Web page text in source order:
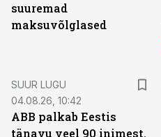
suuremad
maksuvõlglased
SUUR LUGU
04.08.26, 10:42
ABB palkab Eestis
tänavu veel 90 inimest.